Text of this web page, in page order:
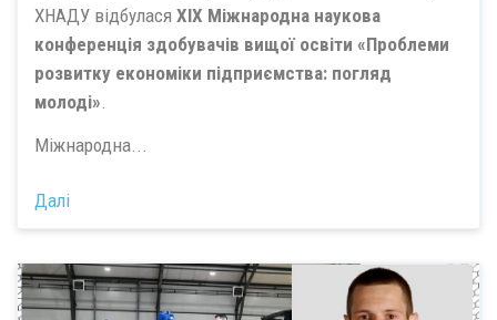
ХНАДУ відбулася ХІХ Міжнародна наукова
конференція здобувачів вищої освіти «Проблеми
розвитку економіки підприємства: погляд
молоді».
Міжнародна...
Далі